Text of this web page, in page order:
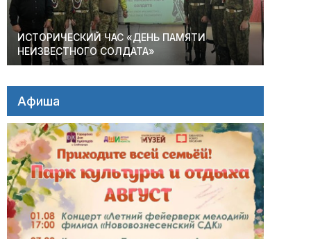
ИСТОРИЧЕСКИЙ ЧАС «ДЕНЬ ПАМЯТИ
НЕИЗВЕСТНОГО СОЛДАТА»
Афиша